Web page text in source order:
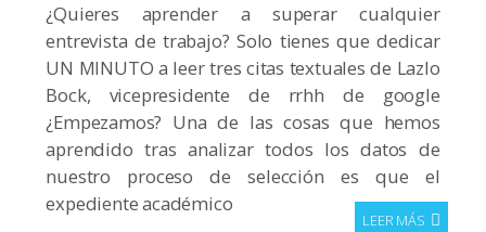
¿Quieres aprender a superar cualquier
entrevista de trabajo? Solo tienes que dedicar
UN MINUTO a leer tres citas textuales de Lazlo
Bock, vicepresidente de rrhh de google
¿Empezamos? Una de las cosas que hemos
aprendido tras analizar todos los datos de
nuestro proceso de selección es que el
expediente académico
LEER MÁS